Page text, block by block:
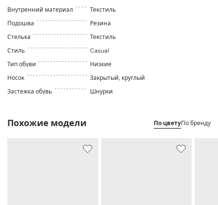
Внутренний материал
Текстиль
Подошва
Резина
Стелька
Текстиль
Стиль
Casual
Тип обуви
Низкие
Носок
Закрытый, круглый
Застежка обувь
Шнурки
Похожие модели По цветуПо бренду